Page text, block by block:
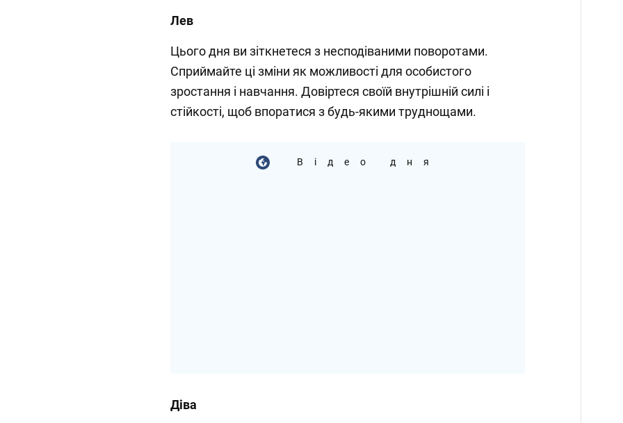
Лев
Цього дня ви зіткнетеся з несподіваними поворотами.
Сприймайте ці зміни як можливості для особистого
зростання і навчання. Довіртеся своїй внутрішній силі і
стійкості, щоб впоратися з будь-якими труднощами.
Відео дня
Діва